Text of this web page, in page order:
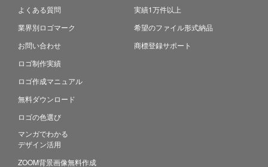
よくある質問
業界別ロゴマーク
お問い合わせ
ロゴ制作実績
ロゴ作成マニュアル
無料ダウンロード
ロゴの色選び
マンガでわかる
デザイン活用
ZOOM背景画像無料作成
実績1万件以上
希望のファイル形式納品
商標登録サポート